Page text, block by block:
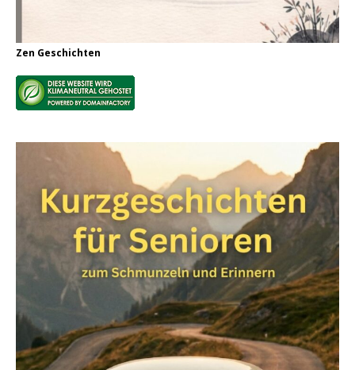
Zen Geschichten